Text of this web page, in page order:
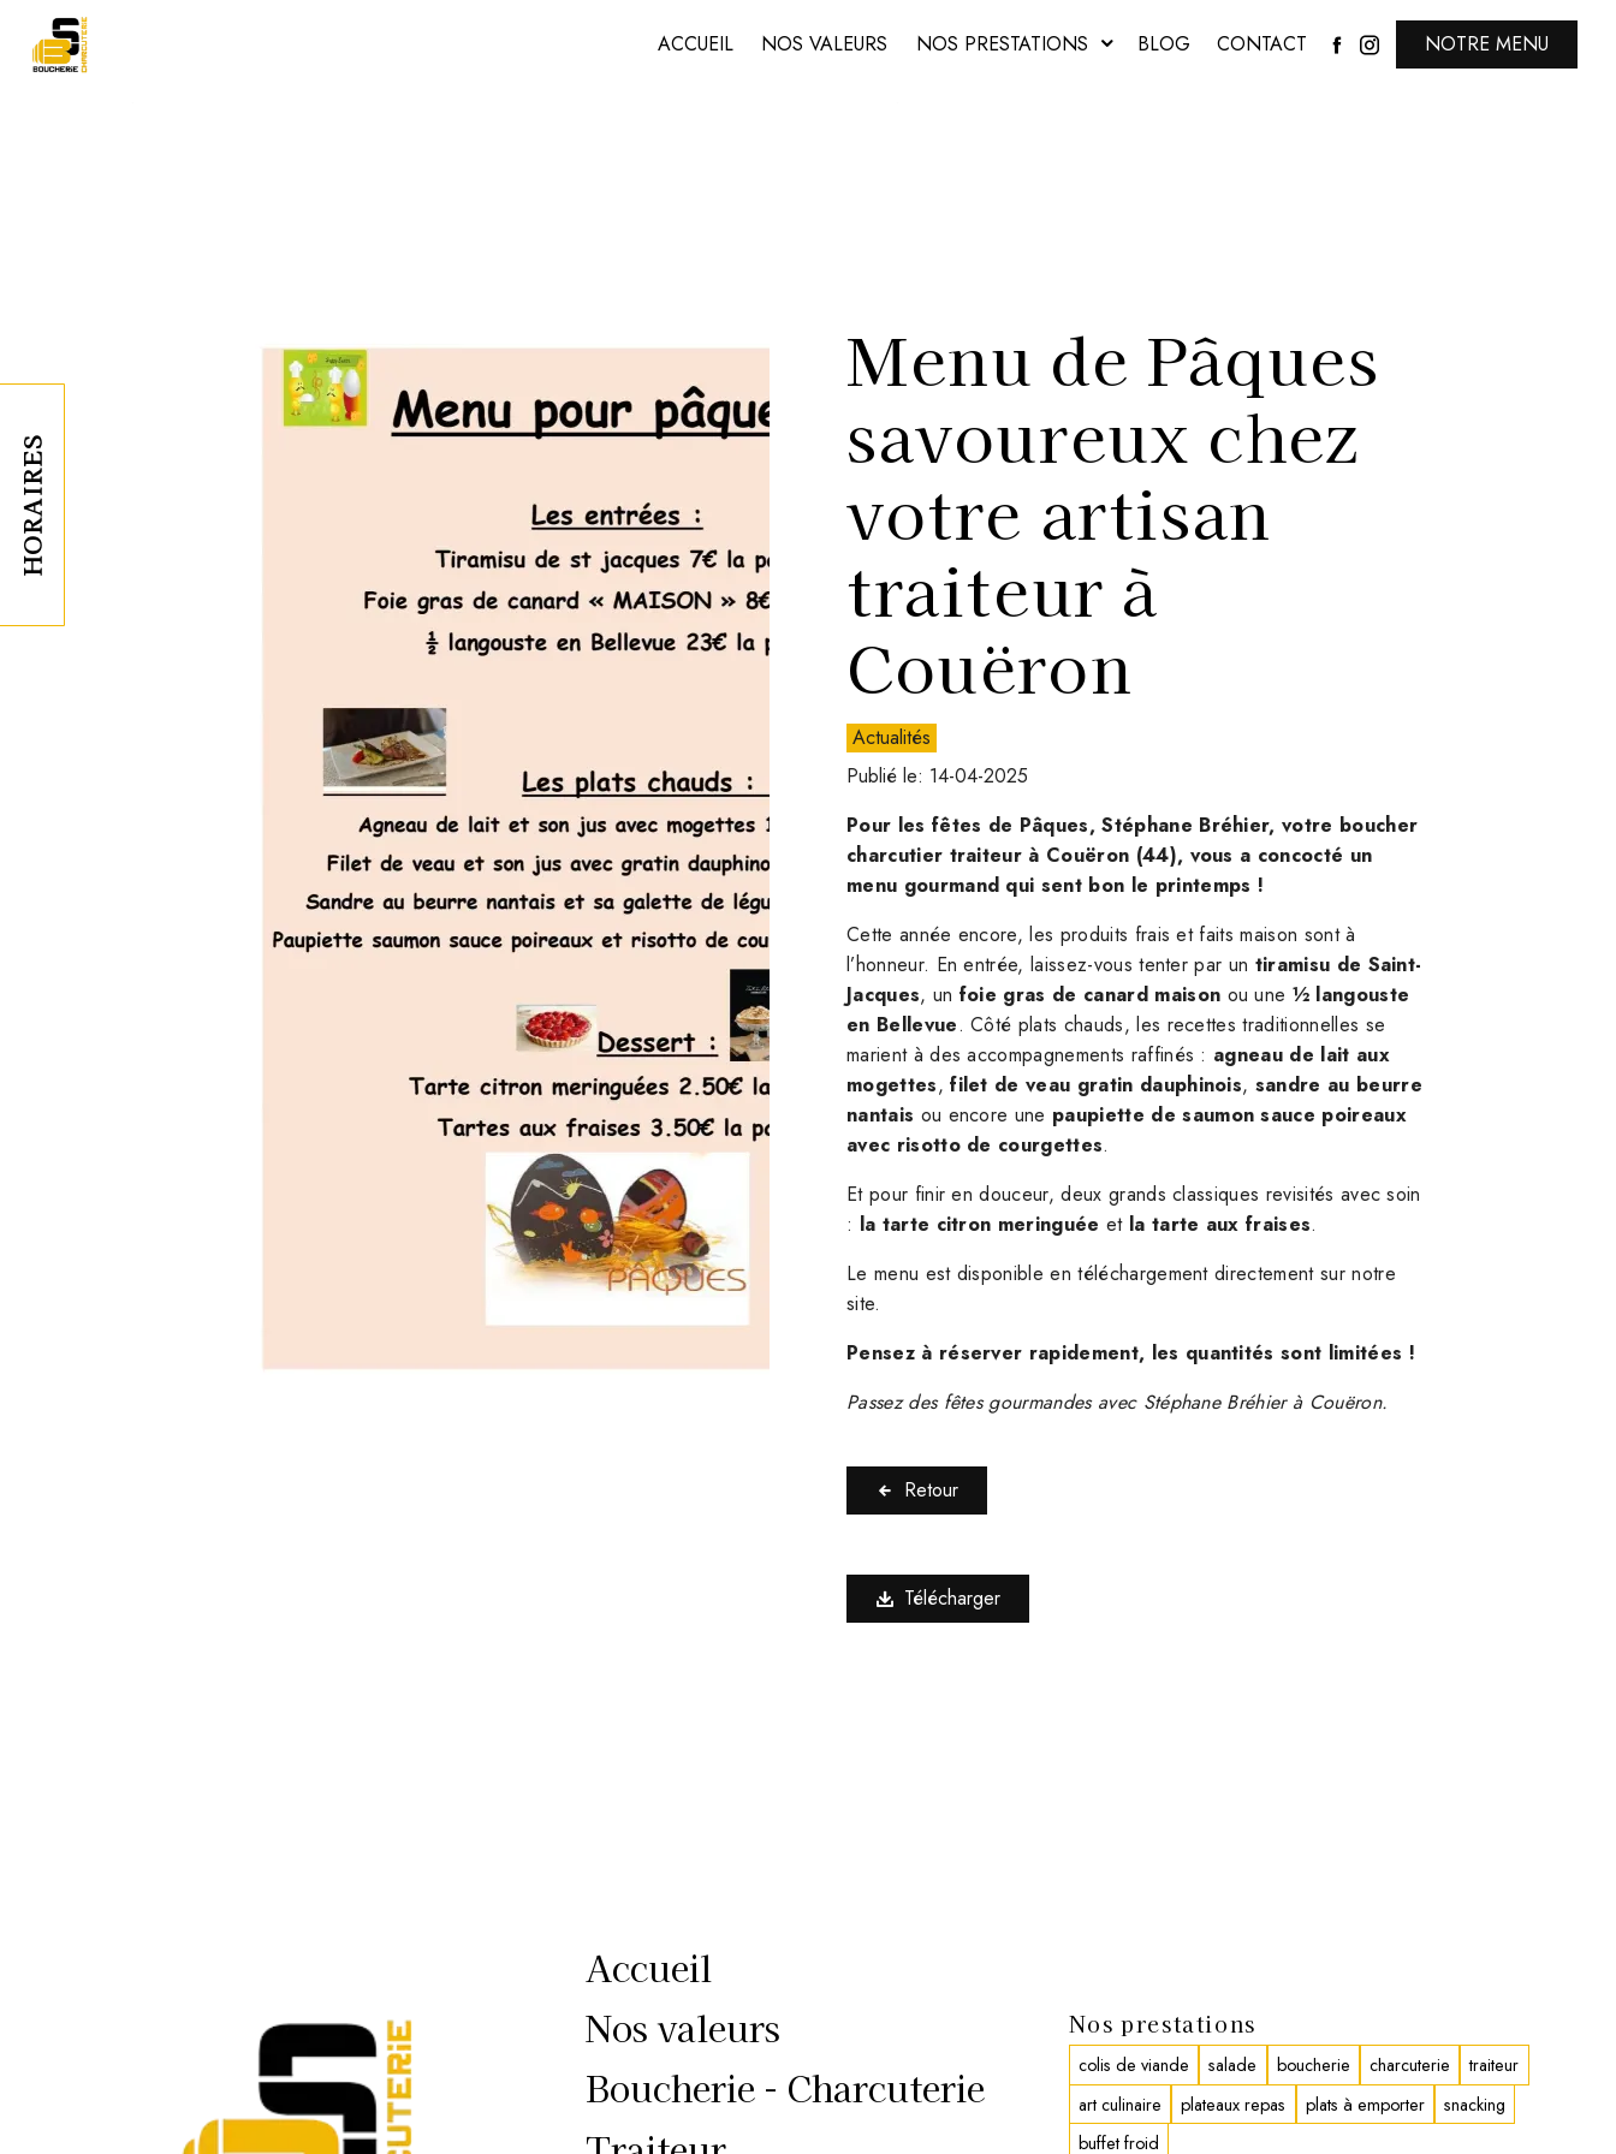
HORAIRES
ACCUEIL NOS VALEURS NOS PRESTATIONS BLOG CONTACT NOTRE MENU
Menu de Pâques
savoureux chez
votre artisan
traiteur à
Couëron
Actualités
Publié le: 14-04-2025
Pour les fêtes de Pâques, Stéphane Bréhier, votre boucher
charcutier traiteur à Couëron (44), vous a concocté un
menu gourmand qui sent bon le printemps !
Cette année encore, les produits frais et faits maison sont à
l’honneur. En entrée, laissez-vous tenter par un tiramisu de Saint-
Jacques, un foie gras de canard maison ou une ½ langouste
en Bellevue. Côté plats chauds, les recettes traditionnelles se
marient à des accompagnements raffinés : agneau de lait aux
mogettes,filet de veau gratin dauphinois, sandre au beurre
nantais ou encore une paupiette de saumon sauce poireaux
avec risotto de courgettes.
Et pour finir en douceur, deux grands classiques revisités avec soin
: la tarte citron meringuée et la tarte aux fraises.
Le menu est disponible en téléchargement directement sur notre
site.
Pensez à réserver rapidement, les quantités sont limitées !
Passez des fêtes gourmandes avec Stéphane Bréhier à Couëron.
Retour
Télécharger
Accueil
Nos valeurs
Boucherie - Charcuterie
Nos prestations
colis de viande salade boucherie charcuterie
traiteur
art culinaire
plateaux repas plats à emporter
snacking
buffet froid
Panneau de gestion des cookies